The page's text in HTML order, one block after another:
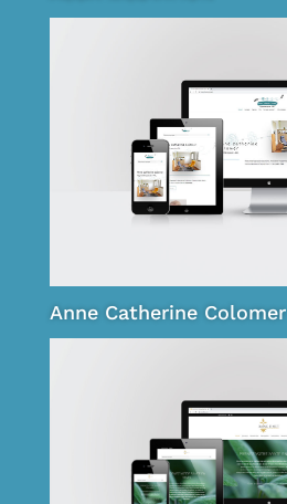
Anne Catherine Colomer